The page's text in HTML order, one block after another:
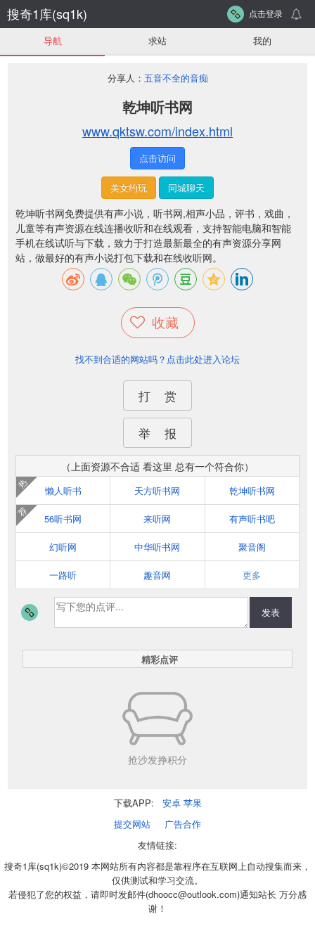
搜奇1库(sq1k) 点击登录
导航 求站 我的
分享人： 五音不全的音痴
乾坤听书网
www.qktsw.com/index.html
点击访问
美女约玩 同城聊天
乾坤听书网免费提供有声小说，听书网,相声小品，评书，戏曲，
儿童等有声资源在线连播收听和在线观看，支持智能电脑和智能
手机在线试听与下载，致力于打造最新最全的有声资源分享网
站，做最好的有声小说打包下载和在线收听网。
收藏
找不到合适的网站吗？点击此处进入论坛
打 赏
举 报
（上面资源不合适 看这里 总有一个符合你）
懒人听书
热
天方听书网 乾坤听书网
56听书网
荐
来听网 有声听书吧
幻听网 中华听书网 聚音阁
一路听 趣音网 更多
发表
精彩点评
抢沙发挣积分
下载APP: 安卓 苹果
提交网站
广告合作
友情链接:
搜奇1库(sq1k)©2019 本网站所有内容都是靠程序在互联网上自动搜集而来，
仅供测试和学习交流。
若侵犯了您的权益，请即时发邮件(dhoocc@outlook.com)通知站长 万分感
谢！